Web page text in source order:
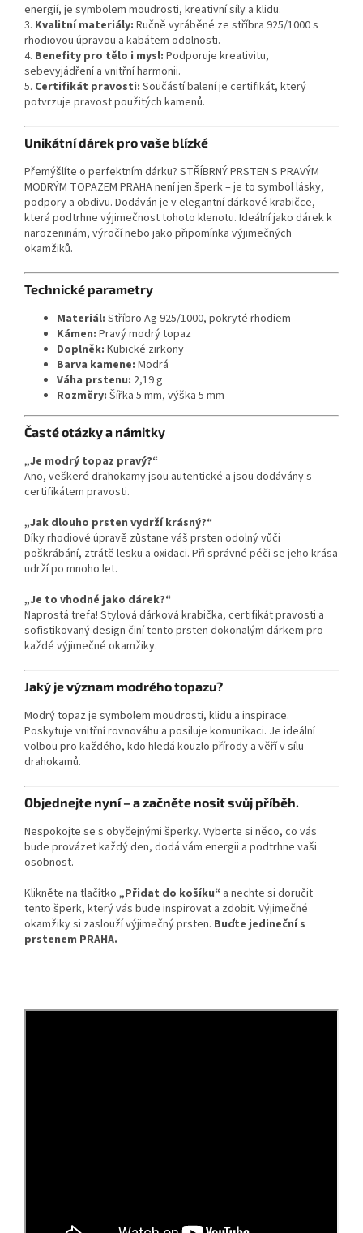
energií, je symbolem moudrosti, kreativní síly a klidu.
3. Kvalitní materiály: Ručně vyráběné ze stříbra 925/1000 s
rhodiovou úpravou a kabátem odolnosti.
4. Benefity pro tělo i mysl: Podporuje kreativitu,
sebevyjádření a vnitřní harmonii.
5. Certifikát pravosti: Součástí balení je certifikát, který
potvrzuje pravost použitých kamenů.
Unikátní dárek pro vaše blízké
Přemýšlíte o perfektním dárku? STŘÍBRNÝ PRSTEN S PRAVÝM
MODRÝM TOPAZEM PRAHA není jen šperk – je to symbol lásky,
podpory a obdivu. Dodáván je v elegantní dárkové krabičce,
která podtrhne výjimečnost tohoto klenotu. Ideální jako dárek k
narozeninám, výročí nebo jako připomínka výjimečných
okamžiků.
Technické parametry
Materiál: Stříbro Ag 925/1000, pokryté rhodiem
Kámen: Pravý modrý topaz
Doplněk: Kubické zirkony
Barva kamene: Modrá
Váha prstenu: 2,19 g
Rozměry: Šířka 5 mm, výška 5 mm
Časté otázky a námitky
„Je modrý topaz pravý?“
Ano, veškeré drahokamy jsou autentické a jsou dodávány s
certifikátem pravosti.
„Jak dlouho prsten vydrží krásný?“
Díky rhodiové úpravě zůstane váš prsten odolný vůči
poškrábání, ztrátě lesku a oxidaci. Při správné péči se jeho krása
udrží po mnoho let.
„Je to vhodné jako dárek?“
Naprostá trefa! Stylová dárková krabička, certifikát pravosti a
sofistikovaný design činí tento prsten dokonalým dárkem pro
každé výjimečné okamžiky.
Jaký je význam modrého topazu?
Modrý topaz je symbolem moudrosti, klidu a inspirace.
Poskytuje vnitřní rovnováhu a posiluje komunikaci. Je ideální
volbou pro každého, kdo hledá kouzlo přírody a věří v sílu
drahokamů.
Objednejte nyní – a začněte nosit svůj příběh.
Nespokojte se s obyčejnými šperky. Vyberte si něco, co vás
bude provázet každý den, dodá vám energii a podtrhne vaši
osobnost.
Klikněte na tlačítko „Přidat do košíku“ a nechte si doručit
tento šperk, který vás bude inspirovat a zdobit. Výjimečné
okamžiky si zaslouží výjimečný prsten. Buďte jedineční s
prstenem PRAHA.